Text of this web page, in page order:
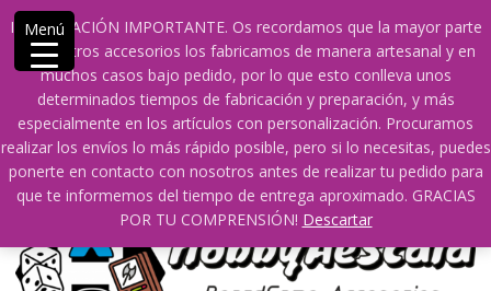
INFORMACIÓN IMPORTANTE. Os recordamos que la mayor parte
de nuestros accesorios los fabricamos de manera artesanal y en
muchos casos bajo pedido, por lo que esto conlleva unos
determinados tiempos de fabricación y preparación, y más
especialmente en los artículos con personalización. Procuramos
realizar los envíos lo más rápido posible, pero si lo necesitas, puedes
ponerte en contacto con nosotros antes de realizar tu pedido para
que te informemos del tiempo de entrega aproximado. GRACIAS
POR TU COMPRENSIÓN! Descartar
Saltar
contenido
609241475 SOLO DE 10:00 a 14:00
info@hobbyaescala.com
San Fernando de Henares
10:00 - 14:00
Mi cuenta
0 0
Menú